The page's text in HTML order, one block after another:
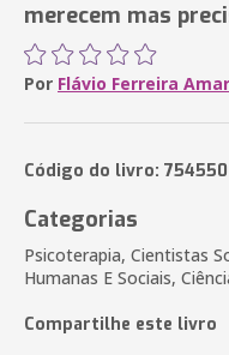
merecem mas
Por Flávio Ferreira
Código do livro: 754550
Categorias
Psicoterapia, Cientistas
Humanas E Sociais,
Compartilhe este livro